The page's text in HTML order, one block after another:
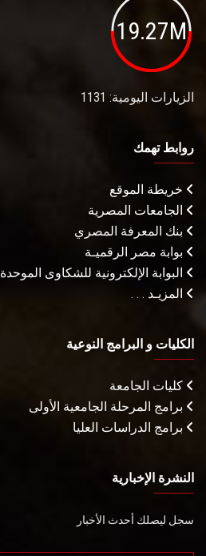
19.27M
الزيارات اليومية: 1131
روابط تهمك
خريطة الموقع
الجامعات المصرية
بنك المعرفة المصري
بوابة مصر الرقميـة
البوابة الإلكترونية للشكاوى الموحدة
المزيـد . . .
الكليات و البرامج النوعية
كليات الجامعة
برامج المرحلة الجامعية الأولى
برامج الدراسات العليا
النشرة الإخبارية
سجل ليصلك أحدث الأخبار